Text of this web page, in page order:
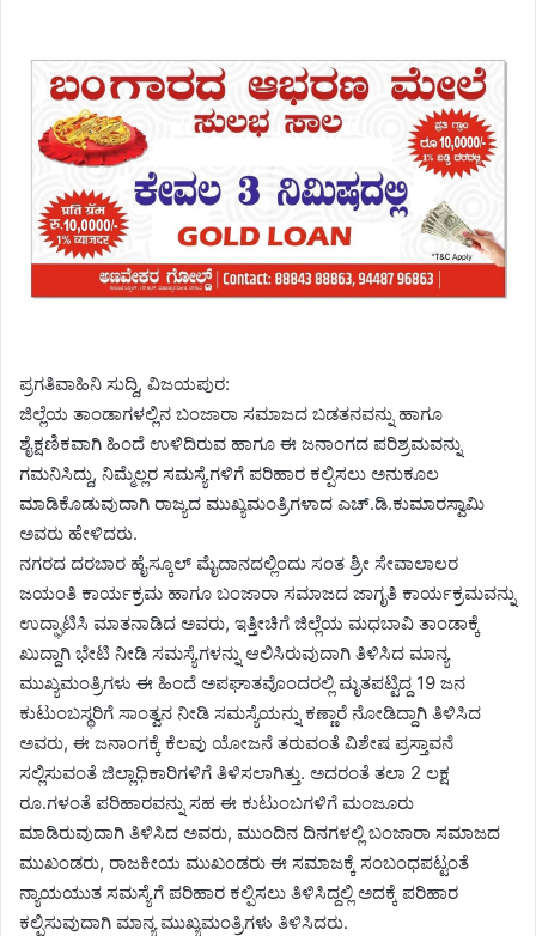
ಪ್ರಗತಿವಾಹಿನಿ ಸುದ್ದಿ, ವಿಜಯಪುರ:
ಜಿಲ್ಲೆಯ ತಾಂಡಾಗಳಲ್ಲಿನ ಬಂಜಾರಾ ಸಮಾಜದ ಬಡತನವನ್ನು ಹಾಗೂ
ಶೈಕ್ಷಣಿಕವಾಗಿ ಹಿಂದೆ ಉಳಿದಿರುವ ಹಾಗೂ ಈ ಜನಾಂಗದ ಪರಿಶ್ರಮವನ್ನು
ಗಮನಿಸಿದ್ದು, ನಿಮ್ಮೆಲ್ಲರ ಸಮಸ್ಯೆಗಳಿಗೆ ಪರಿಹಾರ ಕಲ್ಪಿಸಲು ಅನುಕೂಲ
ಮಾಡಿಕೊಡುವುದಾಗಿ ರಾಜ್ಯದ ಮುಖ್ಯಮಂತ್ರಿಗಳಾದ ಎಚ್.ಡಿ.ಕುಮಾರಸ್ವಾಮಿ
ಅವರು ಹೇಳಿದರು.
ನಗರದ ದರಬಾರ ಹೈಸ್ಕೂಲ್ ಮೈದಾನದಲ್ಲಿಂದು ಸಂತ ಶ್ರೀ ಸೇವಾಲಾಲರ
ಜಯಂತಿ ಕಾರ್ಯಕ್ರಮ ಹಾಗೂ ಬಂಜಾರಾ ಸಮಾಜದ ಜಾಗೃತಿ ಕಾರ್ಯಕ್ರಮವನ್ನು
ಉದ್ಘಾಟಿಸಿ ಮಾತನಾಡಿದ ಅವರು, ಇತ್ತೀಚಿಗೆ ಜಿಲ್ಲೆಯ ಮಧಬಾವಿ ತಾಂಡಾಕ್ಕೆ
ಖುದ್ದಾಗಿ ಭೇಟಿ ನೀಡಿ ಸಮಸ್ಯೆಗಳನ್ನು ಆಲಿಸಿರುವುದಾಗಿ ತಿಳಿಸಿದ ಮಾನ್ಯ
ಮುಖ್ಯಮಂತ್ರಿಗಳು ಈ ಹಿಂದೆ ಅಪಘಾತವೊಂದರಲ್ಲಿ ಮೃತಪಟ್ಟಿದ್ದ 19 ಜನ
ಕುಟುಂಬಸ್ಥರಿಗೆ ಸಾಂತ್ವನ ನೀಡಿ ಸಮಸ್ಯೆಯನ್ನು ಕಣ್ಣಾರೆ ನೋಡಿದ್ದಾಗಿ ತಿಳಿಸಿದ
ಅವರು, ಈ ಜನಾಂಗಕ್ಕೆ ಕೆಲವು ಯೋಜನೆ ತರುವಂತೆ ವಿಶೇಷ ಪ್ರಸ್ತಾವನೆ
ಸಲ್ಲಿಸುವಂತೆ ಜಿಲ್ಲಾಧಿಕಾರಿಗಳಿಗೆ ತಿಳಿಸಲಾಗಿತ್ತು. ಅದರಂತೆ ತಲಾ 2 ಲಕ್ಷ
ರೂ.ಗಳಂತೆ ಪರಿಹಾರವನ್ನು ಸಹ ಈ ಕುಟುಂಬಗಳಿಗೆ ಮಂಜೂರು
ಮಾಡಿರುವುದಾಗಿ ತಿಳಿಸಿದ ಅವರು, ಮುಂದಿನ ದಿನಗಳಲ್ಲಿ ಬಂಜಾರಾ ಸಮಾಜದ
ಮುಖಂಡರು, ರಾಜಕೀಯ ಮುಖಂಡರು ಈ ಸಮಾಜಕ್ಕೆ ಸಂಬಂಧಪಟ್ಟಂತೆ
ನ್ಯಾಯಯುತ ಸಮಸ್ಯೆಗೆ ಪರಿಹಾರ ಕಲ್ಪಿಸಲು ತಿಳಿಸಿದ್ದಲ್ಲಿ ಅದಕ್ಕೆ ಪರಿಹಾರ
ಕಲ್ಪಿಸುವುದಾಗಿ ಮಾನ್ಯ ಮುಖ್ಯಮಂತ್ರಿಗಳು ತಿಳಿಸಿದರು.